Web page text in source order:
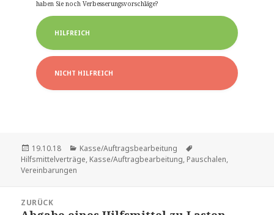
haben Sie noch Verbesserungsvorschläge?
HILFREICH
NICHT HILFREICH
Veröffentlicht
am
19.10.18 Kategorien
Kasse/Auftragsbearbeitung
Hilfsmittelverträge, Kasse/Auftragbearbeitung, Pauschalen,
Vereinbarungen
ZURÜCK